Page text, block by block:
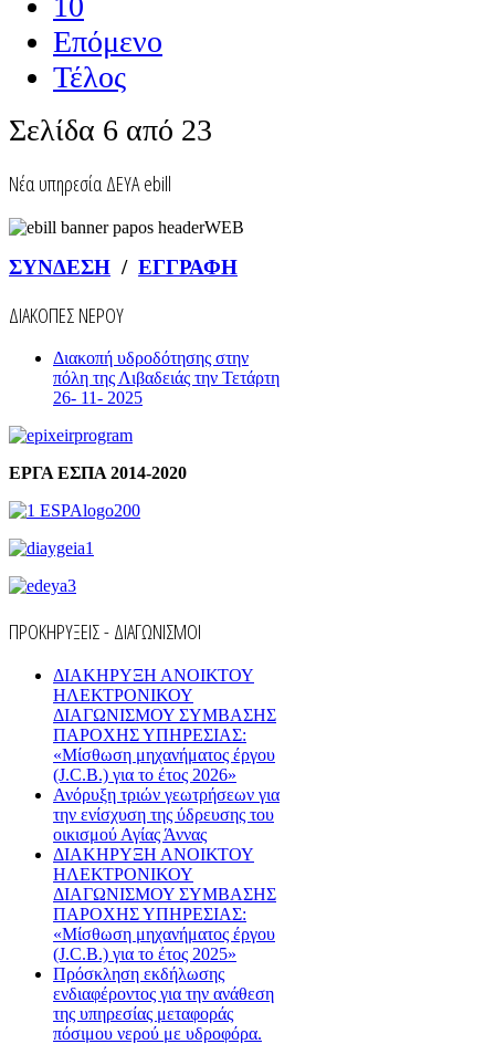
Επόμενο
Τέλος
Σελίδα 6 από 23
Nέα υπηρεσία ΔΕΥΑ ebill
ΣΥΝΔΕΣΗ / ΕΓΓΡΑΦΗ
ΔΙΑΚΟΠΕΣ ΝΕΡΟΥ
Διακοπή υδροδότησης στην
πόλη της Λιβαδειάς την Τετάρτη
26- 11- 2025
ΕΡΓΑ ΕΣΠΑ 2014-2020
ΠΡΟΚΗΡΥΞΕΙΣ - ΔΙΑΓΩΝΙΣΜΟΙ
ΔΙΑΚΗΡΥΞΗ ΑΝΟΙΚΤΟΥ
ΗΛΕΚΤΡΟΝΙΚΟΥ
ΔΙΑΓΩΝΙΣΜΟΥ ΣΥΜΒΑΣΗΣ
ΠΑΡΟΧΗΣ ΥΠΗΡΕΣΙΑΣ:
«Μίσθωση μηχανήματος έργου
(J.C.B.) για το έτος 2026»
Ανόρυξη τριών γεωτρήσεων για
την ενίσχυση της ύδρευσης του
οικισμού Αγίας Άννας
ΔΙΑΚΗΡΥΞΗ ΑΝΟΙΚΤΟΥ
ΗΛΕΚΤΡΟΝΙΚΟΥ
ΔΙΑΓΩΝΙΣΜΟΥ ΣΥΜΒΑΣΗΣ
ΠΑΡΟΧΗΣ ΥΠΗΡΕΣΙΑΣ:
«Μίσθωση μηχανήματος έργου
(J.C.B.) για το έτος 2025»
Πρόσκληση εκδήλωσης
ενδιαφέροντος για την ανάθεση
της υπηρεσίας μεταφοράς
πόσιμου νερού με υδροφόρα.